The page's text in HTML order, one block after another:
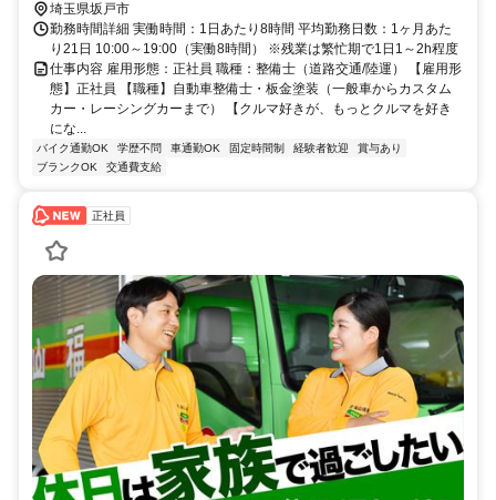
埼玉県坂戸市
勤務時間詳細 実働時間：1日あたり8時間 平均勤務日数：1ヶ月あた
り21日 10:00～19:00（実働8時間） ※残業は繁忙期で1日1～2h程度
仕事内容 雇用形態：正社員 職種：整備士（道路交通/陸運） 【雇用形
態】正社員 【職種】自動車整備士・板金塗装（一般車からカスタム
カー・レーシングカーまで） 【クルマ好きが、もっとクルマを好き
にな...
バイク通勤OK 学歴不問 車通勤OK 固定時間制 経験者歓迎
賞与あり
ブランクOK
交通費支給
正社員